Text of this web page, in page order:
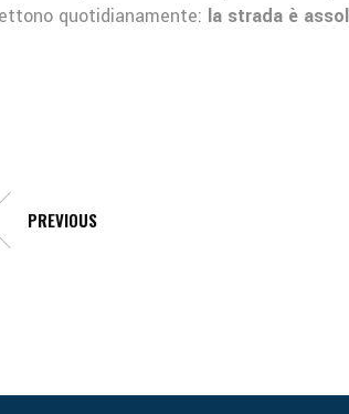
quotidianamente: la strada è
PREVIOUS